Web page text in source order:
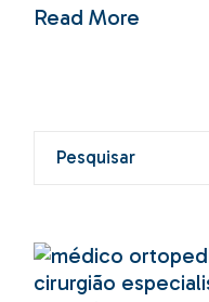
Read More
por: